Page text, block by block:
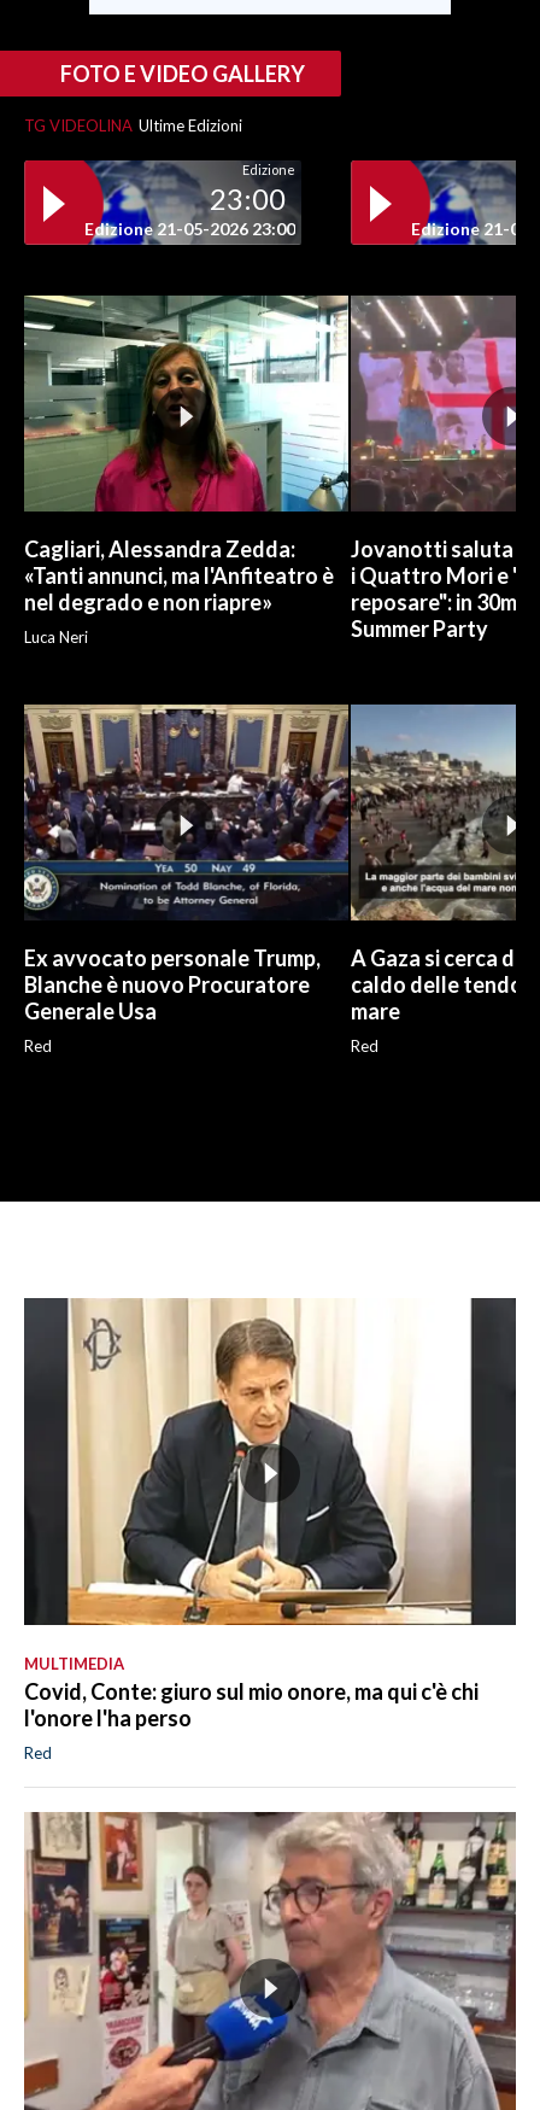
ANNUNCI
SPIAGGE
STORE
FOTO E VIDEO GALLERY
TG VIDEOLINA Ultime Edizioni
Edizione
23:00
Edizione 21-05-2026 23:00 Edizione 21-05-
Cagliari, Alessandra Zedda:
«Tanti annunci, ma l'Anfiteatro è
nel degrado e non riapre»
Luca Neri
Jovanotti saluta la
i Quattro Mori e
reposare": in
Summer Party
Ex avvocato personale Trump,
Blanche è nuovo Procuratore
Generale Usa
Red
A Gaza si cerca di
caldo delle
mare
Red
MULTIMEDIA
Covid, Conte: giuro sul mio onore, ma qui c'è chi
l'onore l'ha perso
Red